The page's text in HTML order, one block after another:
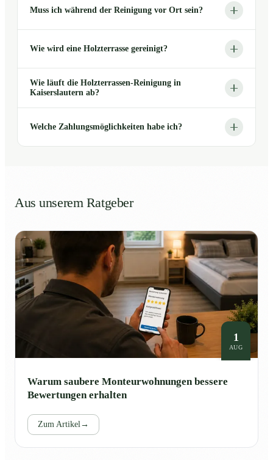
Muss ich während der Reinigung vor Ort sein?
Wie wird eine Holzterrasse gereinigt?
Wie läuft die Holzterrassen-Reinigung in
Kaiserslautern ab?
Welche Zahlungsmöglichkeiten habe ich?
Aus unserem Ratgeber
1
AUG
Warum saubere Monteurwohnungen bessere
Bewertungen erhalten
Zum Artikel→